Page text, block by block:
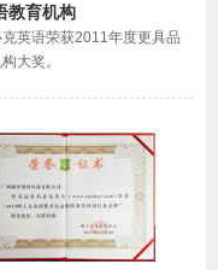
教育机构
英语荣获2011年度更具品
大奖。